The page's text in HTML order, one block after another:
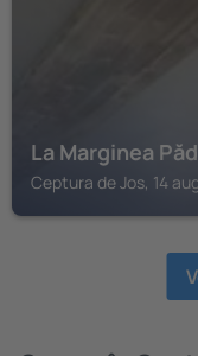
La Marginea
Ceptura de Jos, 14